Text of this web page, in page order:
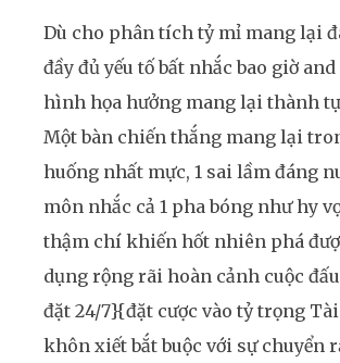
Dù cho phân tích tỷ mỉ mang lại
đầy đủ yếu tố bất nhắc bao giờ
hình họa hưởng mang lại thành
Một bàn chiến thắng mang lại
huống nhất mực, 1 sai lầm đáng
môn nhắc cả 1 pha bóng như hy
thậm chí khiến hốt nhiên phá
dụng rộng rãi hoàn cảnh cuộc
đặt 24/7}{đặt cược vào tỷ trọng
khôn xiết bắt buộc với sự chuyển